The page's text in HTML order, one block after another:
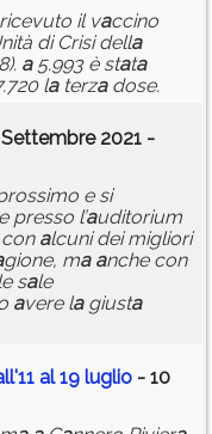
il vaccino
di Crisi della
a5.993 è stata
laterzadose.
2021 -
e si
presso l’auditorium
con alcuni dei migliori
gione, ma anche con
sale
avere lagiusta
ll'11 al 19 luglio - 10